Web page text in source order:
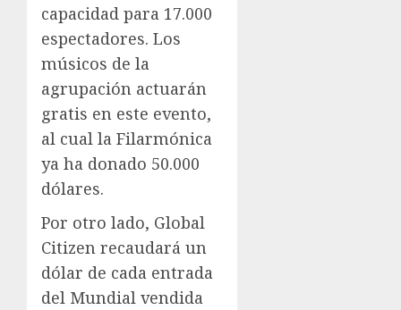
capacidad para 17.000
espectadores. Los
músicos de la
agrupación actuarán
gratis en este evento,
al cual la Filarmónica
ya ha donado 50.000
dólares.
Por otro lado, Global
Citizen recaudará un
dólar de cada entrada
del Mundial vendida